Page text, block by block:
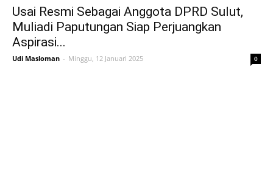
Usai Resmi Sebagai Anggota DPRD Sulut,
Muliadi Paputungan Siap Perjuangkan
Aspirasi...
Udi Masloman - Minggu, 12 Januari 2025 0